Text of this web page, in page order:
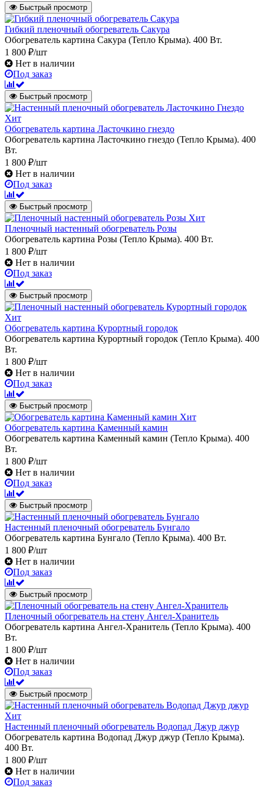
Быстрый просмотр
Гибкий пленочный обогреватель Сакура
Обогреватель картина Сакура (Тепло Крыма). 400 Вт.
1 800 ₽/шт
Нет в наличии
Под заказ
Быстрый просмотр
Хит
Обогреватель картина Ласточкино гнездо
Обогреватель картина Ласточкино гнездо (Тепло Крыма). 400
Вт.
1 800 ₽/шт
Нет в наличии
Под заказ
Быстрый просмотр
Хит
Пленочный настенный обогреватель Розы
Обогреватель картина Розы (Тепло Крыма). 400 Вт.
1 800 ₽/шт
Нет в наличии
Под заказ
Быстрый просмотр
Хит
Обогреватель картина Курортный городок
Обогреватель картина Курортный городок (Тепло Крыма). 400
Вт.
1 800 ₽/шт
Нет в наличии
Под заказ
Быстрый просмотр
Хит
Обогреватель картина Каменный камин
Обогреватель картина Каменный камин (Тепло Крыма). 400
Вт.
1 800 ₽/шт
Нет в наличии
Под заказ
Быстрый просмотр
Настенный пленочный обогреватель Бунгало
Обогреватель картина Бунгало (Тепло Крыма). 400 Вт.
1 800 ₽/шт
Нет в наличии
Под заказ
Быстрый просмотр
Пленочный обогреватель на стену Ангел-Хранитель
Обогреватель картина Ангел-Хранитель (Тепло Крыма). 400
Вт.
1 800 ₽/шт
Нет в наличии
Под заказ
Быстрый просмотр
Хит
Настенный пленочный обогреватель Водопад Джур джур
Обогреватель картина Водопад Джур джур (Тепло Крыма).
400 Вт.
1 800 ₽/шт
Нет в наличии
Под заказ